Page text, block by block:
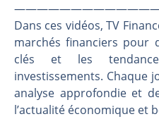
Dans ces vidéos, TV
marchés financiers pour
clés et les
investissements. Chaque
analyse approfondie et
l’actualité économique et